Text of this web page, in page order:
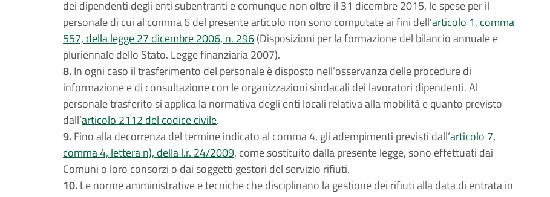
dei dipendenti degli enti subentranti e comunque non oltre il 31 dicembre 2015, le spese per il
personale di cui al comma 6 del presente articolo non sono computate ai fini dell’articolo 1, comma
557, della legge 27 dicembre 2006, n. 296(Disposizioni per la formazione del bilancio annuale e
pluriennale dello Stato. Legge finanziaria 2007).
8.In ogni caso il trasferimento del personale è disposto nell’osservanza delle procedure di
informazione e di consultazione con le organizzazioni sindacali dei lavoratori dipendenti. Al
personale trasferito si applica la normativa degli enti locali relativa alla mobilità e quanto previsto
dall’articolo 2112 del codice civile.
9.Fino alla decorrenza del termine indicato al comma 4, gli adempimenti previsti dall’articolo 7,
comma 4, lettera n), della l.r. 24/2009, come sostituito dalla presente legge, sono effettuati dai
Comuni o loro consorzi o dai soggetti gestori del servizio rifiuti.
10.Le norme amministrative e tecniche che disciplinano la gestione dei rifiuti alla data di entrata in